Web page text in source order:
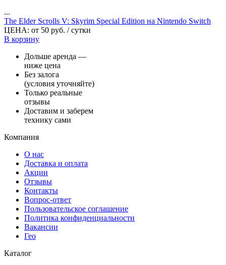
...
The Elder Scrolls V: Skyrim Special Edition на Nintendo Switch
ЦЕНА: от 50 руб. / сутки
В корзину
Дольше аренда —
ниже цена
Без залога
(условия уточняйте)
Только реальные
отзывы
Доставим и заберем
технику сами
Компания
О нас
Доставка и оплата
Акции
Отзывы
Контакты
Вопрос-ответ
Пользовательское соглашение
Политика конфиденциальности
Вакансии
Гео
Каталог